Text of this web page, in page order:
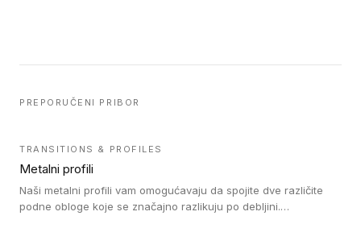
PREPORUČENI PRIBOR
TRANSITIONS & PROFILES
Metalni profili
Naši metalni profili vam omogućavaju da spojite dve različite
podne obloge koje se značajno razlikuju po debljini.